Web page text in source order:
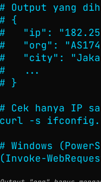
# Output yang
# {
#   "ip":
#   "org":
#   "city":
#   ...
# }
# Cek hanya IP
curl -s
# Windows
(Invoke-